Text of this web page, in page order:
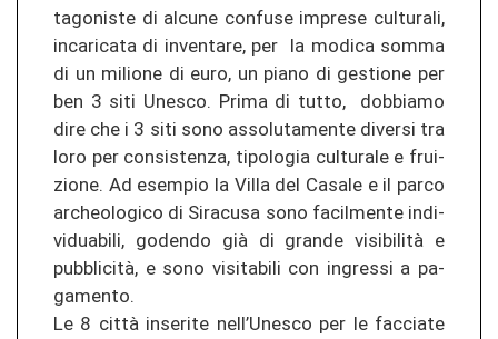
ta­go­nis­te di al­cu­ne con­fu­se im­pre­se cul­tu­ra­li,
in­ca­ri­ca­ta di in­ven­ta­re, per la mo­di­ca somma
di un mi­lio­ne di euro, un piano di ges­tio­ne per
ben 3 siti Unes­co. Prima di tutto, dob­bia­mo
dire che i 3 siti sono as­so­lu­ta­men­te di­ver­si tra
loro per con­sis­ten­za, ti­po­lo­gia cul­tu­ra­le e frui­
zio­ne. Ad esem­pio la Villa del Ca­sa­le e il parco
ar­cheo­lo­gi­co di Si­ra­cu­sa sono fa­cil­men­te in­di­
vi­dua­bi­li, go­den­do già di gran­de visibilità e
pubblicità, e sono vi­si­ta­bi­li con in­gres­si a pa­
ga­men­to.
Le 8 città in­se­ri­te nell’Unes­co per le fac­cia­te